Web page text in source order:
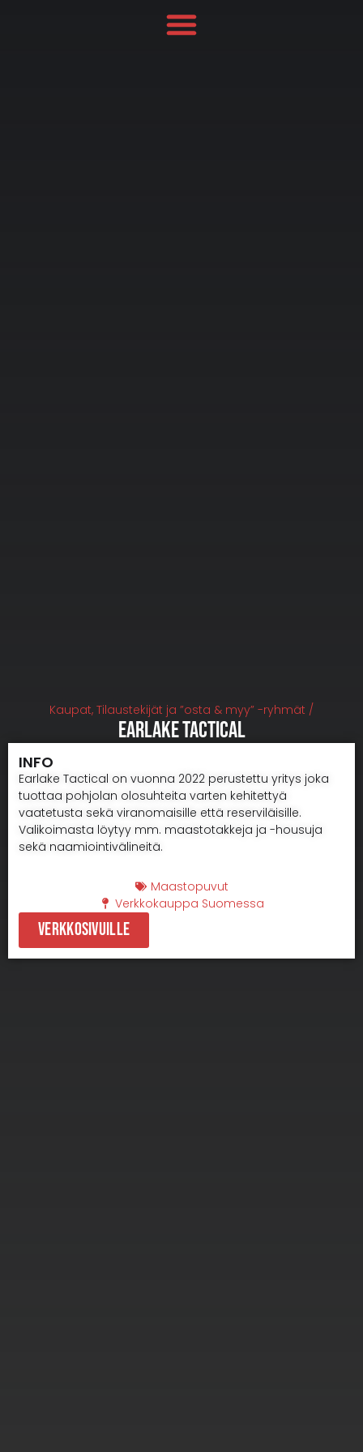
Kaupat, Tilaustekijät ja ”osta & myy” -ryhmät /
EARLAKE TACTICAL
INFO
Earlake Tactical on vuonna 2022 perustettu yritys joka
tuottaa pohjolan olosuhteita varten kehitettyä
vaatetusta sekä viranomaisille että reserviläisille.
Valikoimasta löytyy mm. maastotakkeja ja -housuja
sekä naamiointivälineitä.
Maastopuvut
Verkkokauppa Suomessa
Verkkosivuille